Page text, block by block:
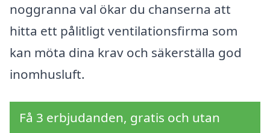
noggranna val ökar du chanserna att
hitta ett pålitligt ventilationsfirma som
kan möta dina krav och säkerställa god
inomhusluft.
Få 3 erbjudanden, gratis och utan